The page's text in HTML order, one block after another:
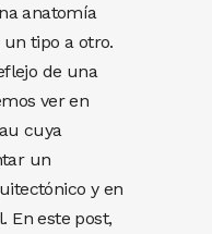
anatomía
tipo a otro.
de una
ver en
cuya
un
y en
En este post,